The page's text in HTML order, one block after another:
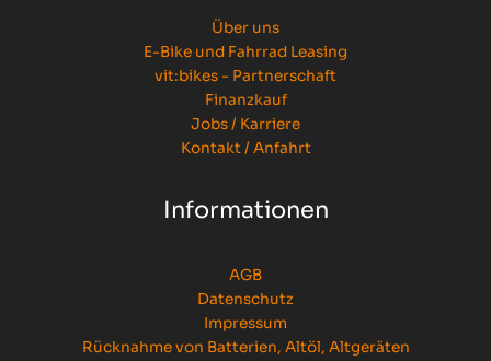
Über uns
E-Bike und Fahrrad Leasing
vit:bikes - Partnerschaft
Finanzkauf
Jobs / Karriere
Kontakt / Anfahrt
Informationen
AGB
Datenschutz
Impressum
Rücknahme von Batterien, Altöl, Altgeräten